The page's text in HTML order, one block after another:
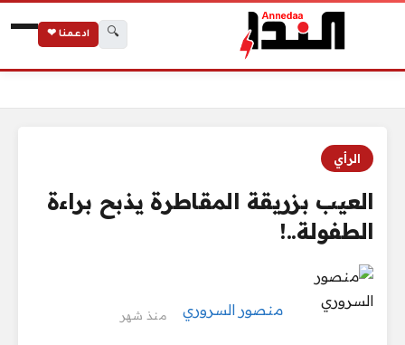
🔍 ادعمنا ❤
الرأي
العيب بزريقة المقاطرة يذبح براءة
الطفولة..!
منصور السروري منذ شهر